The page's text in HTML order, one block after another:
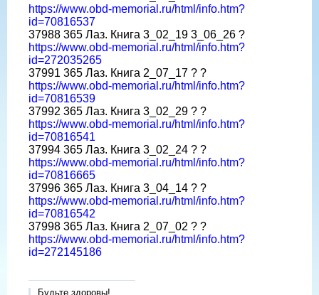
https://www.obd-memorial.ru/html/info.htm?
id=70816537
37988 365 Лаз. Книга 3_02_19 3_06_26 ?
https://www.obd-memorial.ru/html/info.htm?
id=272035265
37991 365 Лаз. Книга 2_07_17 ? ?
https://www.obd-memorial.ru/html/info.htm?
id=70816539
37992 365 Лаз. Книга 3_02_29 ? ?
https://www.obd-memorial.ru/html/info.htm?
id=70816541
37994 365 Лаз. Книга 3_02_24 ? ?
https://www.obd-memorial.ru/html/info.htm?
id=70816665
37996 365 Лаз. Книга 3_04_14 ? ?
https://www.obd-memorial.ru/html/info.htm?
id=70816542
37998 365 Лаз. Книга 2_07_02 ? ?
https://www.obd-memorial.ru/html/info.htm?
id=272145186
Будьте здоровы!